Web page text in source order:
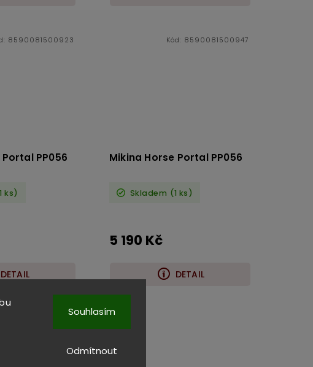
Odmítnout
Souhlasím
PP056
ks)
DETAIL
8590081500923
Mikina Horse Portal PP056
Skladem (1 ks)
5 190 Kč
DETAIL
Kód: 8590081500947